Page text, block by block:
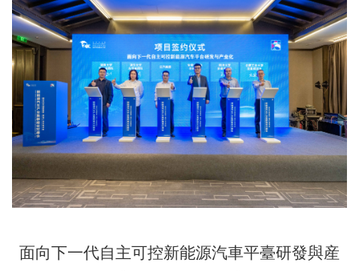
面向下一代自主可控新能源汽車平臺研發與産